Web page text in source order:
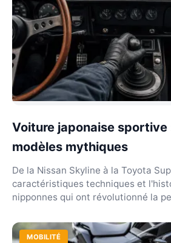
Voiture japonaise sportive
modèles mythiques
De la Nissan Skyline à la Toyota
caractéristiques techniques et
nipponnes qui ont révolutionné la
MOBILITÉ